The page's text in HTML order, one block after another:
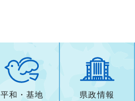
平和・基地 県政情報